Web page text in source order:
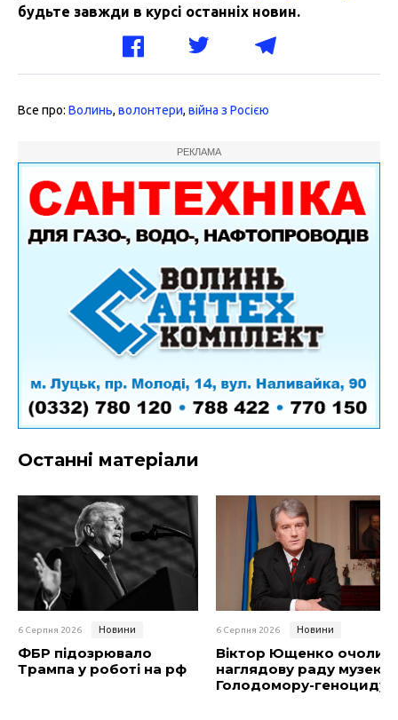
будьте завжди в курсі останніх новин.
Все про: Волинь, волонтери, війна з Росією
РЕКЛАМА
Останні матеріали
6 Серпня 2026 Новини
ФБР підозрювало
Трампа у роботі на рф
6 Серпня 2026 Новини
Віктор Ющенко очолив
наглядову раду музею
Голодомору-геноциду